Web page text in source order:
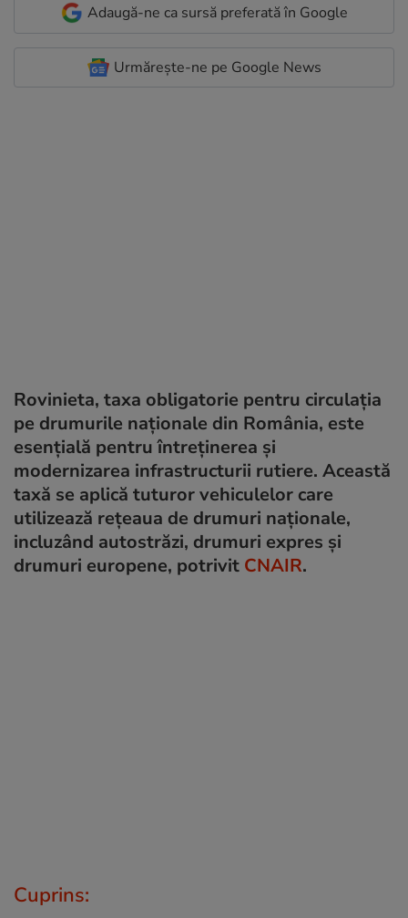
Adaugă-ne ca sursă preferată în Google
Urmărește-ne pe Google News
Rovinieta, taxa obligatorie pentru circulația
pe drumurile naționale din România, este
esențială pentru întreținerea și
modernizarea infrastructurii rutiere. Această
taxă se aplică tuturor vehiculelor care
utilizează rețeaua de drumuri naționale,
incluzând autostrăzi, drumuri expres și
drumuri europene, potrivit CNAIR.
Cuprins: